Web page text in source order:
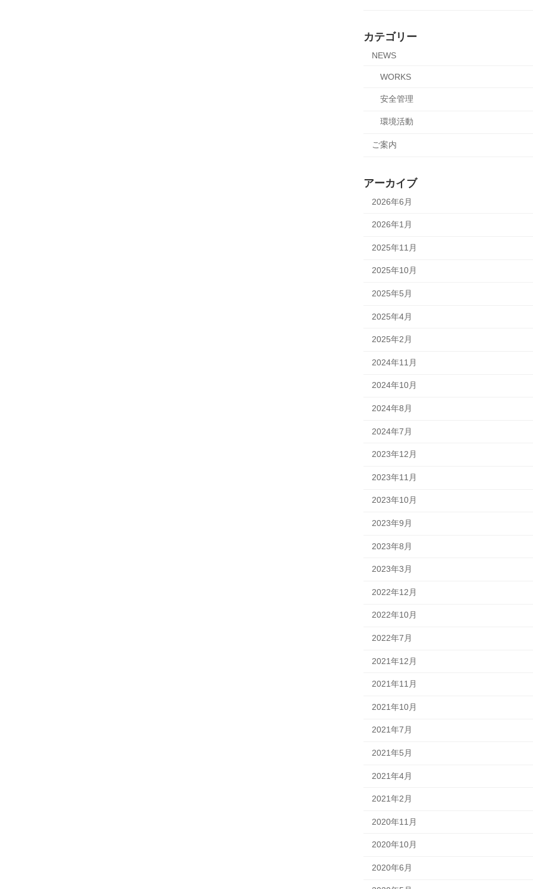
カテゴリー
NEWS
WORKS
安全管理
環境活動
ご案内
アーカイブ
2026年6月
2026年1月
2025年11月
2025年10月
2025年5月
2025年4月
2025年2月
2024年11月
2024年10月
2024年8月
2024年7月
2023年12月
2023年11月
2023年10月
2023年9月
2023年8月
2023年3月
2022年12月
2022年10月
2022年7月
2021年12月
2021年11月
2021年10月
2021年7月
2021年5月
2021年4月
2021年2月
2020年11月
2020年10月
2020年6月